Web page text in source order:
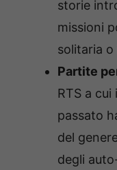
storie
missioni
solitaria
Partite
RTS a
passato
del
degli